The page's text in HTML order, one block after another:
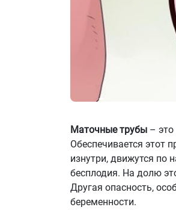
Маточные трубы –
Обеспечивается этот
изнутри, движутся по
бесплодия. На долю
Другая опасность,
беременности.